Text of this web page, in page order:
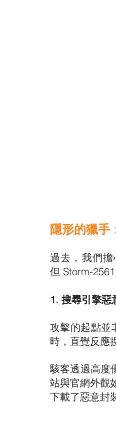
隱形的獵手
過去，我們擔
但 Storm-
1. 搜尋引擎惡
攻擊的起點並
時，直覺反應
駭客透過高度
站與官網外觀
下載了惡意封